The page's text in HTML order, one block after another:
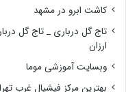
کاشت ابرو در مشهد
تاج گل درباری _ تاج گل
ارزان
وبسایت آموزشی موما
بهترین مرکز فیشیال غرب